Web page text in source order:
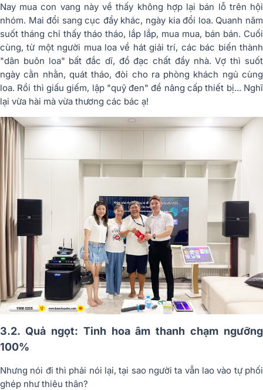
Nay mua con vang này về thấy không hợp lại bán lỗ trên hội
nhóm. Mai đổi sang cục đẩy khác, ngày kia đổi loa. Quanh năm
suốt tháng chỉ thấy tháo tháo, lắp lắp, mua mua, bán bán. Cuối
cùng, từ một người mua loa về hát giải trí, các bác biến thành
"dân buôn loa" bất đắc dĩ, đồ đạc chất đầy nhà. Vợ thì suốt
ngày cằn nhằn, quát tháo, đòi cho ra phòng khách ngủ cùng
loa. Rồi thì giấu giếm, lập "quỹ đen" để nâng cấp thiết bị... Nghĩ
lại vừa hài mà vừa thương các bác ạ!
3.2. Quả ngọt: Tinh hoa âm thanh chạm ngưỡng
100%
Nhưng nói đi thì phải nói lại, tại sao người ta vẫn lao vào tự phối
ghép như thiêu thân?